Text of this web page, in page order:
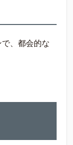
、都会的な